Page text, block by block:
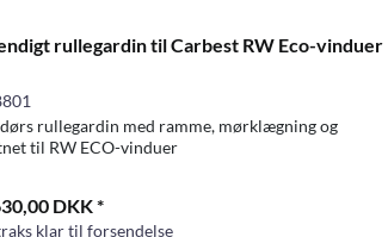
rullegardin til Carbest RW Eco-vinduer
rullegardin med ramme, mørklægning og
til RW ECO-vinduer
DKK *
klar til forsendelse